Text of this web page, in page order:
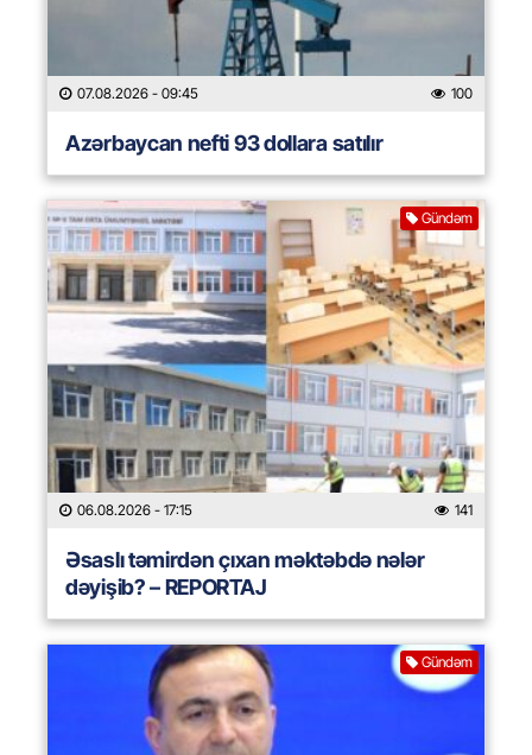
07.08.2026 - 09:45 100
Azərbaycan nefti 93 dollara satılır
Gündəm
06.08.2026 - 17:15 141
Əsaslı təmirdən çıxan məktəbdə nələr
dəyişib? – REPORTAJ
Gündəm